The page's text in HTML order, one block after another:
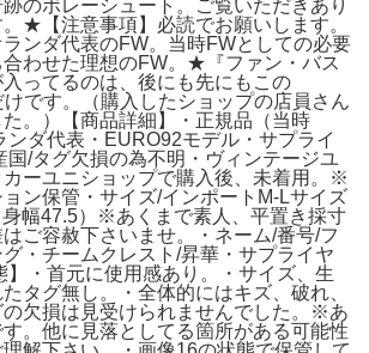
のボレーシュート。ご覧いただきあり
★【注意事項】必読でお願いします。
ランダ代表のFW。当時FWとしての必要
わせた理想のFW。★『ファン・バス
ってるのは、後にも先にもこの
です。（購入したショップの店員さん
。）【商品詳細】・正規品（当時
ンダ代表・EURO92モデル・サプライ
国/タグ欠損の為不明・ヴィンテージユ
ーユニショップで購入後、未着用。※
ン保管・サイズ/インポートM-Lサイズ
幅47.5）※あくまで素人、平置き採寸
ご容赦下さいませ。・ネーム/番号/フ
・チームクレスト/昇華・サプライヤ
】・首元に使用感あり。・サイズ、生
タグ無し。・全体的にはキズ、破れ、
欠損は見受けられませんでした。※あ
。他に見落としてる箇所がある可能性